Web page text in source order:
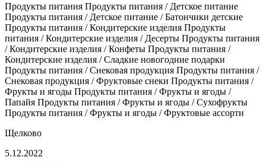
Продукты питания Продукты питания / Детское питание
Продукты питания / Детское питание / Батончики детские
Продукты питания / Кондитерские изделия Продукты
питания / Кондитерские изделия / Десерты Продукты питания
/ Кондитерские изделия / Конфеты Продукты питания /
Кондитерские изделия / Сладкие новогодние подарки
Продукты питания / Снековая продукция Продукты питания /
Снековая продукция / Фруктовые снеки Продукты питания /
Фрукты и ягоды Продукты питания / Фрукты и ягоды /
Папайя Продукты питания / Фрукты и ягоды / Сухофрукты
Продукты питания / Фрукты и ягоды / Фруктовые ассорти
Щелково
5.12.2022